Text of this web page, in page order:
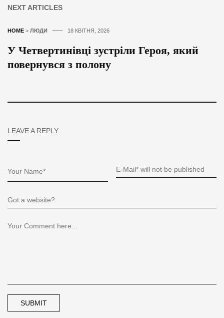
NEXT ARTICLES
HOME > ЛЮДИ 18 КВІТНЯ, 2026
У Четвертинівці зустріли Героя, який
повернувся з полону
LEAVE A REPLY